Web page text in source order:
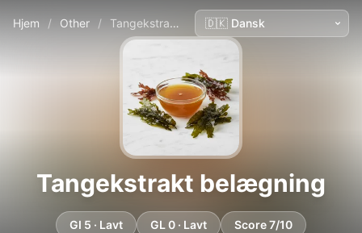
Hjem / Other / Tangekstrakt belægning
Tangekstrakt belægning
GI 5 · Lavt GL 0 · Lavt Score 7/10